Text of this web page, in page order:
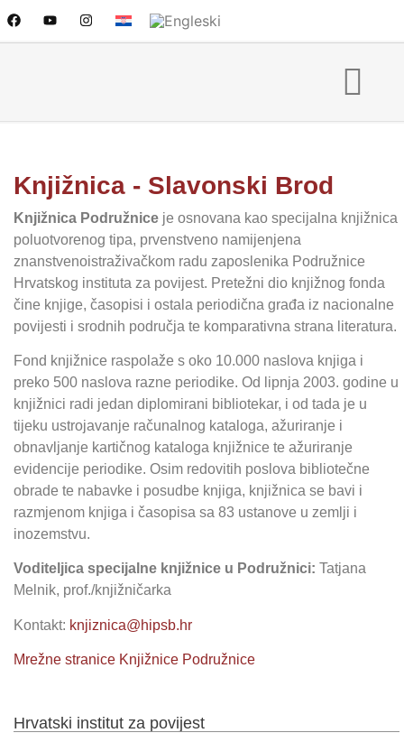
Knjižnica - Slavonski Brod
Knjižnica Podružnice je osnovana kao specijalna knjižnica
poluotvorenog tipa, prvenstveno namijenjena
znanstvenoistraživačkom radu zaposlenika Podružnice
Hrvatskog instituta za povijest. Pretežni dio knjižnog fonda
čine knjige, časopisi i ostala periodična građa iz nacionalne
povijesti i srodnih područja te komparativna strana literatura.
Fond knjižnice raspolaže s oko 10.000 naslova knjiga i
preko 500 naslova razne periodike. Od lipnja 2003. godine u
knjižnici radi jedan diplomirani bibliotekar, i od tada je u
tijeku ustrojavanje računalnog kataloga, ažuriranje i
obnavljanje kartičnog kataloga knjižnice te ažuriranje
evidencije periodike. Osim redovitih poslova bibliotečne
obrade te nabavke i posudbe knjiga, knjižnica se bavi i
razmjenom knjiga i časopisa sa 83 ustanove u zemlji i
inozemstvu.
Voditeljica specijalne knjižnice u Podružnici: Tatjana
Melnik, prof./knjižničarka
Kontakt: knjiznica@hipsb.hr
Mrežne stranice Knjižnice Podružnice
Hrvatski institut za povijest